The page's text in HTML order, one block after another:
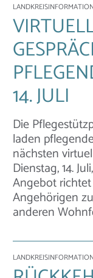
14. JULI
Die
laden
nächsten
Dienstag, 14.
Angebot
Angehörigen
anderen